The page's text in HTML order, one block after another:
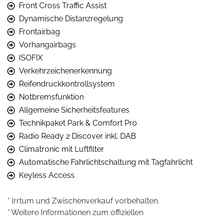
Front Cross Traffic Assist
Dynamische Distanzregelung
Frontairbag
Vorhangairbags
ISOFIX
Verkehrzeichenerkennung
Reifendruckkontrollsystem
Notbremsfunktion
Allgemeine Sicherheitsfeatures
Technikpaket Park & Comfort Pro
Radio Ready 2 Discover inkl. DAB
Climatronic mit Luftfilter
Automatische Fahrlichtschaltung mit Tagfahrlicht
Keyless Access
* Irrtum und Zwischenverkauf vorbehalten.
* Weitere Informationen zum offiziellen